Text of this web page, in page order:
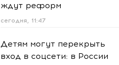
ждут реформ
сегодня, 11:47
Детям могут перекрыть
вход в соцсети: в России